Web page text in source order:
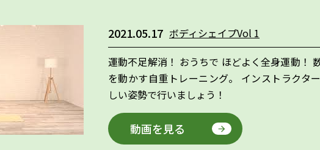
2021.05.17 ボディシェイプVol 1
運動不足解消！ おうちで ほどよく全身運動！
を動かす自重トレーニング。 インストラクタ
しい姿勢で行いましょう！
動画を見る